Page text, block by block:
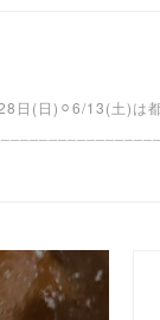
(日)⚪︎6/13(土)は